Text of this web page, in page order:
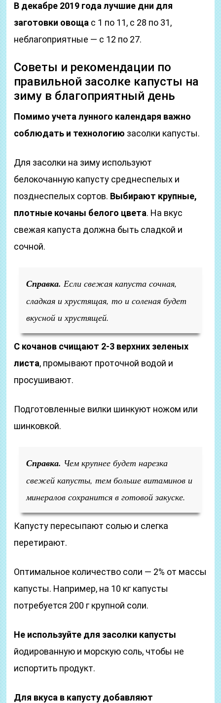
В декабре 2019 года лучшие дни для
заготовки овоща с 1 по 11, с 28 по 31,
неблагоприятные — с 12 по 27.
Советы и рекомендации по
правильной засолке капусты на
зиму в благоприятный день
Помимо учета лунного календаря важно
соблюдать и технологию засолки капусты.
Для засолки на зиму используют
белокочанную капусту среднеспелых и
позднеспелых сортов. Выбирают крупные,
плотные кочаны белого цвета. На вкус
свежая капуста должна быть сладкой и
сочной.
Справка. Если свежая капуста сочная,
сладкая и хрустящая, то и соленая будет
вкусной и хрустящей.
С кочанов счищают 2-3 верхних зеленых
листа, промывают проточной водой и
просушивают.
Подготовленные вилки шинкуют ножом или
шинковкой.
Справка. Чем крупнее будет нарезка
свежей капусты, тем больше витаминов и
минералов сохранится в готовой закуске.
Капусту пересыпают солью и слегка
перетирают.
Оптимальное количество соли — 2% от массы
капусты. Например, на 10 кг капусты
потребуется 200 г крупной соли.
Не используйте для засолки капусты
йодированную и морскую соль, чтобы не
испортить продукт.
Для вкуса в капусту добавляют